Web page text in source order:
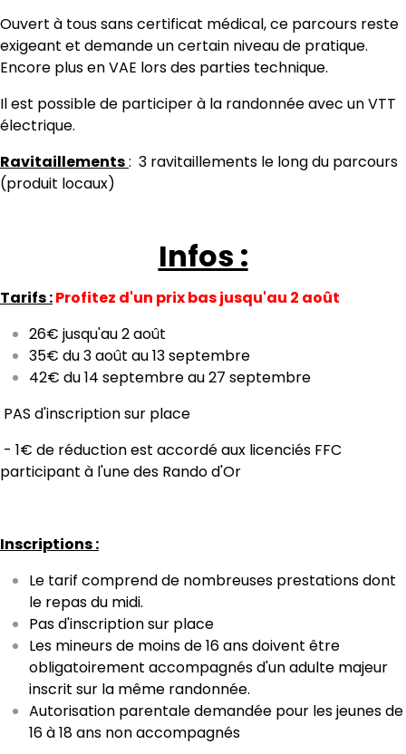
Ouvert à tous sans certificat médical, ce parcours reste
exigeant et demande un certain niveau de pratique.
Encore plus en VAE lors des parties technique.
Il est possible de participer à la randonnée avec un VTT
électrique.
Ravitaillements: 3 ravitaillements le long du parcours
(produit locaux)
Infos :
Tarifs :Profitez d'un prix bas jusqu'au 2 août
26€ jusqu'au 2août
35€ du 3 août au 13 septembre
42€ du 14 septembre au 27 septembre
PAS d'inscription sur place
- 1€ de réduction est accordé aux licenciés FFC
participant à l'une des Rando d'Or
Inscriptions :
Le tarif comprend de nombreuses prestations dont
le repas du midi.
Pas d'inscription sur place
Les mineurs de moins de 16 ans doivent être
obligatoirement accompagnés d'un adulte majeur
inscrit sur la même randonnée.
Autorisation parentale demandée pour les jeunes de
16 à 18 ans non accompagnés